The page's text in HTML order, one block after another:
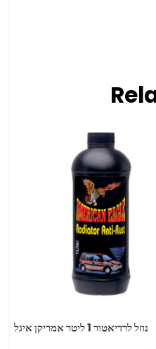
נוזל לרדיאטור 1 ליטר אמריקן איגל